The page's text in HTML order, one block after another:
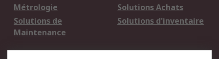
Métrologie
Solutions Achats
Solutions de
Maintenance
Solutions d'inventaire